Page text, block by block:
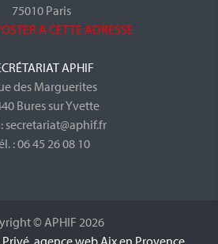
75010 Paris
A CETTE ADRESSE
APHIF
des Marguerites
Bures sur Yvette
secretariat@aphif.fr
: 06 45 26 08 10
© APHIF 2026